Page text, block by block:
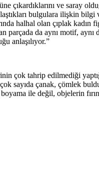
çıkardıklarını ve saray
bulgulara ilişkin bilgi
halhal olan çıplak kadın
da aynı motif, aynı
anlaşılıyor.”
çok tahrip edilmediği
sayıda çanak, çömlek
ile değil, objelerin